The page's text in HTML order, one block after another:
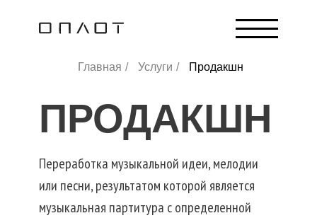
Главная / Услуги / Продакшн
ПРОДАКШН
Переработка музыкальной идеи, мелодии
или песни, результатом которой является
музыкальная партитура с определенной